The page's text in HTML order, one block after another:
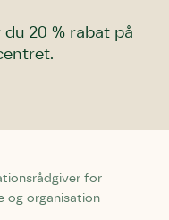
20 % rabat på
for
og organisation